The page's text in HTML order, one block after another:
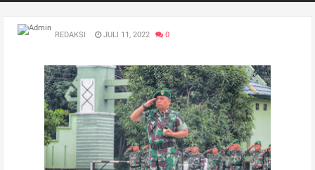
REDAKSI JULI 11, 2022 0